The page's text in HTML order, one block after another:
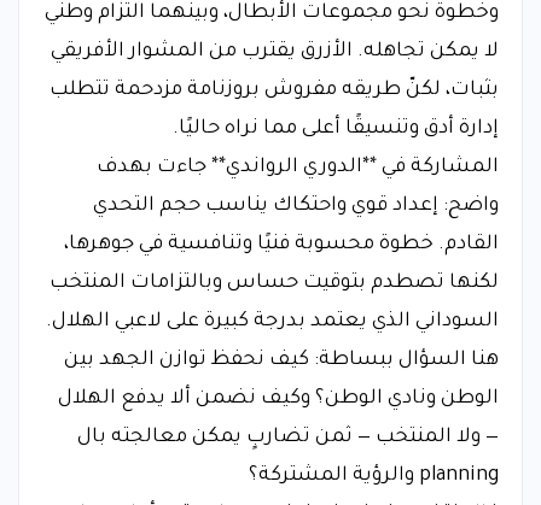
وخطوة نحو مجموعات الأبطال، وبينهما التزام وطني
لا يمكن تجاهله. الأزرق يقترب من المشوار الأفريقي
بثبات، لكنّ طريقه مفروش بروزنامة مزدحمة تتطلب
إدارة أدق وتنسيقًا أعلى مما نراه حاليًا.
المشاركة في **الدوري الرواندي** جاءت بهدف
واضح: إعداد قوي واحتكاك يناسب حجم التحدي
القادم. خطوة محسوبة فنيًا وتنافسية في جوهرها،
لكنها تصطدم بتوقيت حساس وبالتزامات المنتخب
السوداني الذي يعتمد بدرجة كبيرة على لاعبي الهلال.
هنا السؤال ببساطة: كيف نحفظ توازن الجهد بين
الوطن ونادي الوطن؟ وكيف نضمن ألا يدفع الهلال
— ولا المنتخب — ثمن تضاربٍ يمكن معالجته بال
planning والرؤية المشتركة؟